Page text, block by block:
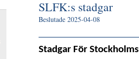
SLFK:s stadgar
Beslutade 2025-04-08
Stadgar För